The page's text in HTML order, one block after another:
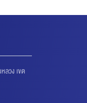
ลวง เขต